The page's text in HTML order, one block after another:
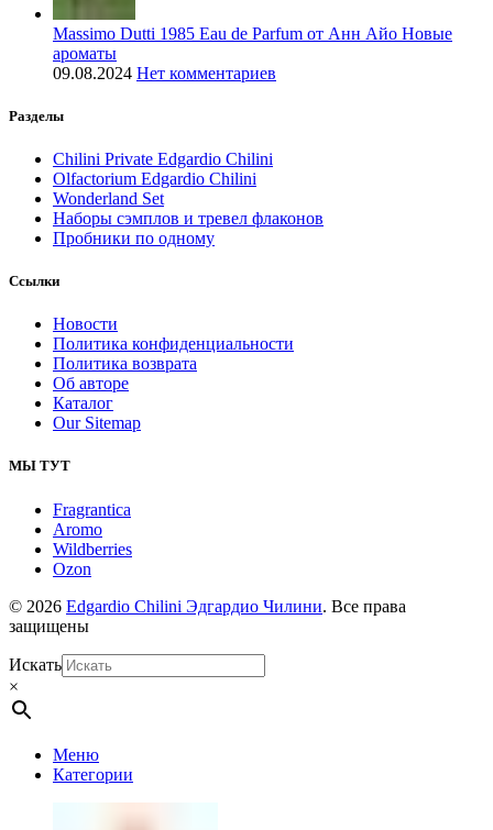
Massimo Dutti 1985 Eau de Parfum от Анн Айо Новые
ароматы
09.08.2024 Нет комментариев
Разделы
Chilini Private Edgardio Chilini
Olfactorium Edgardio Chilini
Wonderland Set
Наборы сэмплов и тревел флаконов
Пробники по одному
Ссылки
Новости
Политика конфиденциальности
Политика возврата
Об авторе
Каталог
Our Sitemap
МЫ ТУТ
Fragrantica
Aromo
Wildberries
Ozon
© 2026 Edgardio Chilini Эдгардио Чилини. Все права
защищены
Искать
×
Меню
Категории